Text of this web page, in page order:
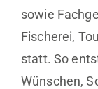
sowie
Fischerei,
statt. So
Wünschen,